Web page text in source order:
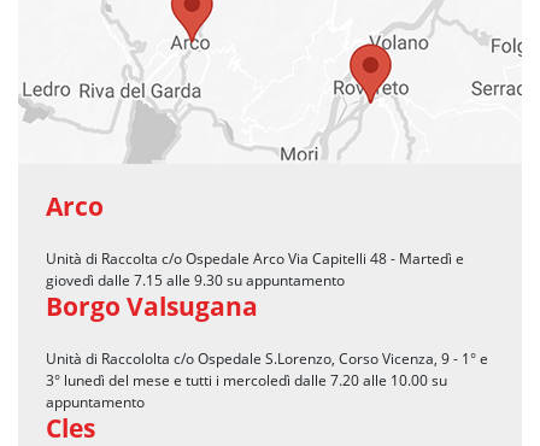
Arco
Unità di Raccolta c/o Ospedale Arco Via Capitelli 48 - Martedì e
giovedì dalle 7.15 alle 9.30 su appuntamento
Borgo Valsugana
Unità di Raccololta c/o Ospedale S.Lorenzo, Corso Vicenza, 9 - 1° e
3° lunedì del mese e tutti i mercoledì dalle 7.20 alle 10.00 su
appuntamento
Cles